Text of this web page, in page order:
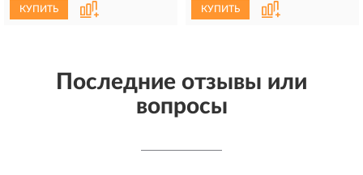
КУПИТЬ КУПИТЬ
Последние отзывы или
вопросы